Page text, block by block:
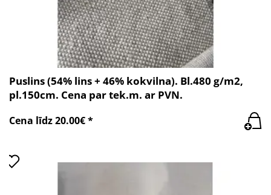
Puslins (54% lins + 46% kokvilna). Bl.480 g/m2,
pl.150cm. Cena par tek.m. ar PVN.
Cena līdz 20.00€ *